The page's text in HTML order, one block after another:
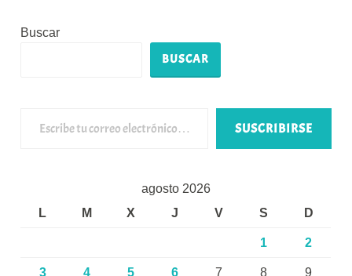
Buscar
BUSCAR
SUSCRIBIRSE
agosto 2026
L
M X J V S D
1 2
3 4 5 6 7 8 9